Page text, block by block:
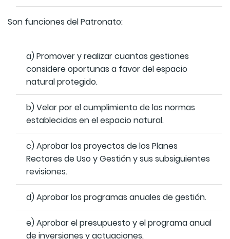
Son funciones del Patronato:
a) Promover y realizar cuantas gestiones
considere oportunas a favor del espacio
natural protegido.
b) Velar por el cumplimiento de las normas
establecidas en el espacio natural.
c) Aprobar los proyectos de los Planes
Rectores de Uso y Gestión y sus subsiguientes
revisiones.
d) Aprobar los programas anuales de gestión.
e) Aprobar el presupuesto y el programa anual
de inversiones y actuaciones.